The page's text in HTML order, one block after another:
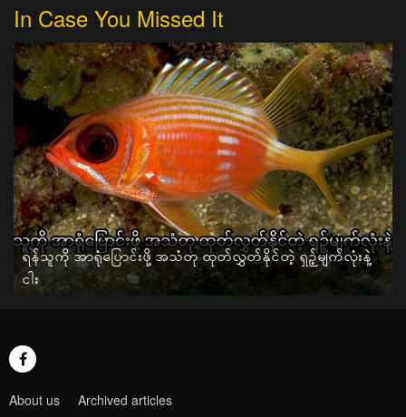
In Case You Missed It
ရန်သူကို အာရုံပြောင်းဖို့ အသံတု ထုတ်လွှတ်နိုင်တဲ့ ရှဉ့်မျက်လုံးနဲ့
ငါး
About us Archived articles